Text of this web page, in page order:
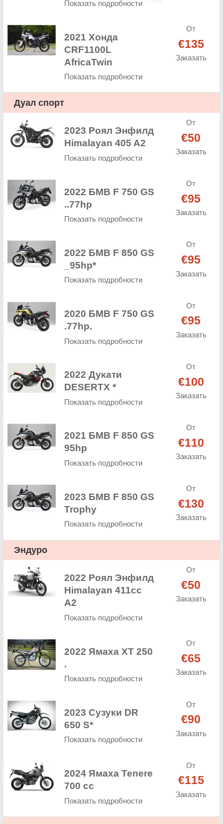
Показать подробности
2021 Хонда
CRF1100L
AfricaTwin
Показать подробности
От
€135
Заказать
Дуал спорт
2023 Роял Энфилд
Himalayan 405 A2
Показать подробности
От
€50
Заказать
2022 БМВ F 750 GS
..77hp
Показать подробности
От
€95
Заказать
2022 БМВ F 850 GS
_95hp*
Показать подробности
От
€95
Заказать
2020 БМВ F 750 GS
.77hp.
Показать подробности
От
€95
Заказать
2022 Дукати
DESERTX *
Показать подробности
От
€100
Заказать
2021 БМВ F 850 GS
95hp
Показать подробности
От
€110
Заказать
2023 БМВ F 850 GS
Trophy
Показать подробности
От
€130
Заказать
Эндуро
2022 Роял Энфилд
Himalayan 411cc
A2
Показать подробности
От
€50
Заказать
2022 Ямаха XT 250
.
Показать подробности
От
€65
Заказать
2023 Сузуки DR
650 S*
Показать подробности
От
€90
Заказать
2024 Ямаха Tenere
700 cc
Показать подробности
От
€115
Заказать